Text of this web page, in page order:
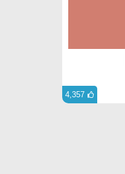
4,357